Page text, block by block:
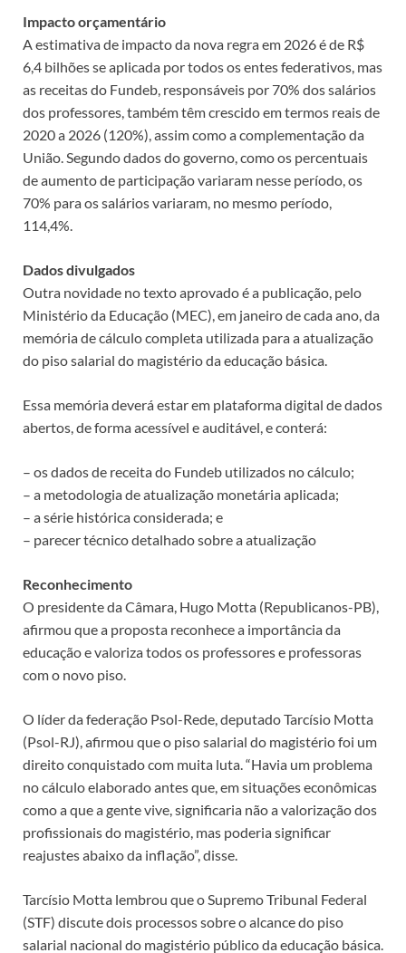
Impacto orçamentário
A estimativa de impacto da nova regra em 2026 é de R$
6,4 bilhões se aplicada por todos os entes federativos, mas
as receitas do Fundeb, responsáveis por 70% dos salários
dos professores, também têm crescido em termos reais de
2020 a 2026 (120%), assim como a complementação da
União. Segundo dados do governo, como os percentuais
de aumento de participação variaram nesse período, os
70% para os salários variaram, no mesmo período,
114,4%.
Dados divulgados
Outra novidade no texto aprovado é a publicação, pelo
Ministério da Educação (MEC), em janeiro de cada ano, da
memória de cálculo completa utilizada para a atualização
do piso salarial do magistério da educação básica.
Essa memória deverá estar em plataforma digital de dados
abertos, de forma acessível e auditável, e conterá:
– os dados de receita do Fundeb utilizados no cálculo;
– a metodologia de atualização monetária aplicada;
– a série histórica considerada; e
– parecer técnico detalhado sobre a atualização
Reconhecimento
O presidente da Câmara, Hugo Motta (Republicanos-PB),
afirmou que a proposta reconhece a importância da
educação e valoriza todos os professores e professoras
com o novo piso.
O líder da federação Psol-Rede, deputado Tarcísio Motta
(Psol-RJ), afirmou que o piso salarial do magistério foi um
direito conquistado com muita luta. “Havia um problema
no cálculo elaborado antes que, em situações econômicas
como a que a gente vive, significaria não a valorização dos
profissionais do magistério, mas poderia significar
reajustes abaixo da inflação”, disse.
Tarcísio Motta lembrou que o Supremo Tribunal Federal
(STF) discute dois processos sobre o alcance do piso
salarial nacional do magistério público da educação básica.